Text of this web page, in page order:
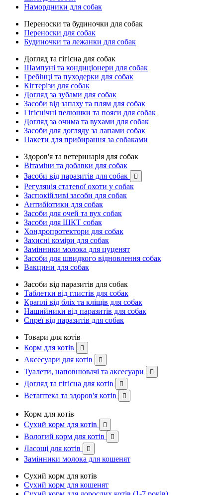
Намордники для собак
Переноски та будиночки для собак
Переноски для собак
Будиночки та лежанки для собак
Догляд та гігієна для собак
Шампуні та кондиціонери для собак
Гребінці та пуходерки для собак
Кігтерізи для собак
Догляд за зубами для собак
Засоби від запаху та плям для собак
Гігієнічні пелюшки та пояси для собак
Догляд за очима та вухами для собак
Засоби для догляду за лапами собак
Пакети для прибирання за собаками
Здоров'я та ветеринарія для собак
Вітаміни та добавки для собак
Засоби від паразитів для собак

Регуляція статевої охоти у собак
Заспокійливі засоби для собак
Антибіотики для собак
Засоби для очей та вух собак
Засоби для ШКТ собак
Хондропротектори для собак
Захисні коміри для собак
Замінники молока для цуценят
Засоби для швидкого відновлення собак
Вакцини для собак
Засоби від паразитів для собак
Таблетки від глистів для собак
Краплі від бліх та кліщів для собак
Нашийники від паразитів для собак
Спреї від паразитів для собак
Товари для котів
Корм для котів

Аксесуари для котів 
Туалети, наповнювачі та аксесуари 
Догляд та гігієна для котів 
Ветаптека та здоров'я котів 
Корм для котів
Сухий корм для котів

Вологий корм для котів 
Ласощі для котів 
Замінники молока для кошенят
Сухий корм для котів
Сухий корм для кошенят